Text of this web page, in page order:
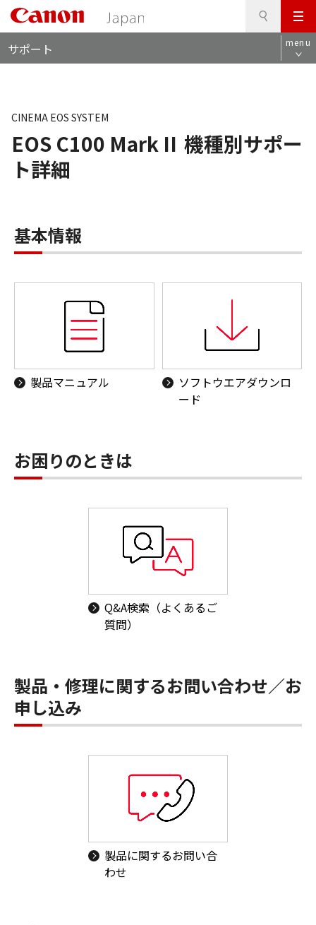
メ
ニ
ュ
サポート menu
EOS C100 Mark II 機種別サポー
ト詳細
CINEMA EOS SYSTEM
基本情報
製品マニュアル
ソフトウエアダウンロ
ード
お困りのときは
Q&A検索（よくあるご
質問）
製品・修理に関するお問い合わせ／お
申し込み
製品に関するお問い合
わせ